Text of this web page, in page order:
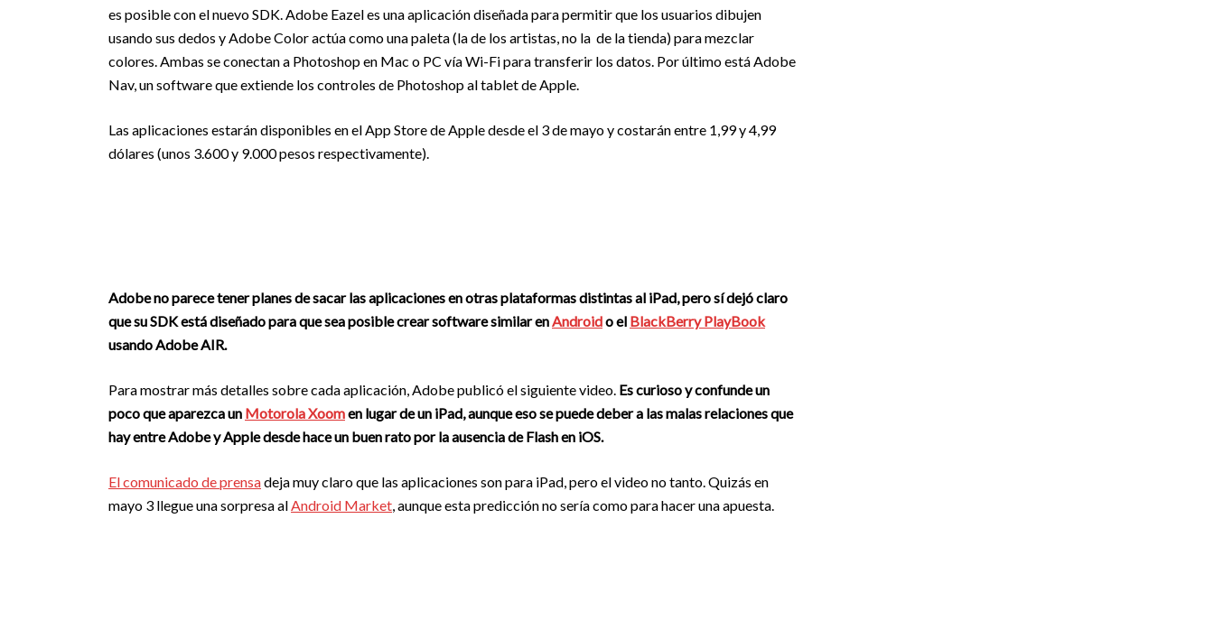
es posible con el nuevo SDK. Adobe Eazel es una aplicación diseñada para permitir que los usuarios dibujen
usando sus dedos y Adobe Color actúa como una paleta (la de los artistas, no la de la tienda) para mezclar
colores. Ambas se conectan a Photoshop en Mac o PC vía Wi-Fi para transferir los datos. Por último está Adobe
Nav, un software que extiende los controles de Photoshop al tablet de Apple.
Las aplicaciones estarán disponibles en el App Store de Apple desde el 3 de mayo y costarán entre 1,99 y 4,99
dólares (unos 3.600 y 9.000 pesos respectivamente).
Adobe no parece tener planes de sacar las aplicaciones en otras plataformas distintas al iPad, pero sí dejó claro
que su SDK está diseñado para que sea posible crear software similar en Androido el BlackBerry PlayBook
usando Adobe AIR.
Para mostrar más detalles sobre cada aplicación, Adobe publicó el siguiente video. Es curioso y confunde un
poco que aparezca un Motorola Xoomen lugar de un iPad, aunque eso se puede deber a las malas relaciones que
hay entre Adobe y Apple desde hace un buen rato por la ausencia de Flash en iOS.
El comunicado de prensadeja muy claro que las aplicaciones son para iPad, pero el video no tanto. Quizás en
mayo 3 llegue una sorpresa al Android Market , aunque esta predicción no sería como para hacer una apuesta.